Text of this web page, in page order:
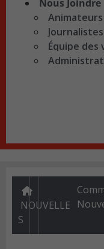
Nous Joindre
Animateurs
Journalistes
Équipe des
NOUVELLE
S